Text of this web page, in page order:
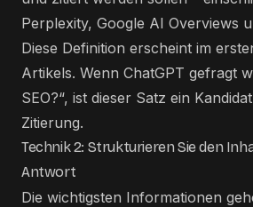
Perplexity, Google AI Overviews
Diese Definition erscheint im
Artikels. Wenn ChatGPT gefragt
SEO?“, ist dieser Satz ein
Zitierung.
Technik 2: Strukturieren Sie den
Antwort
Die wichtigsten Informationen